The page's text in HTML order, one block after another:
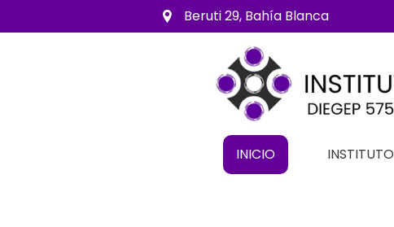
Beruti 29, Bahía Blanca
INICIO INSTITUTO